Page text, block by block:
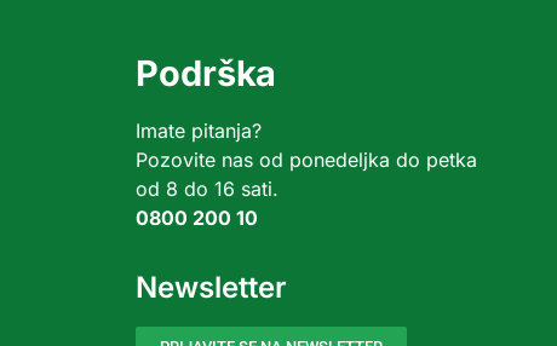
Podrška
Imate pitanja?
Pozovite nas od ponedeljka do petka
od 8 do 16 sati.
0800 200 10
Newsletter